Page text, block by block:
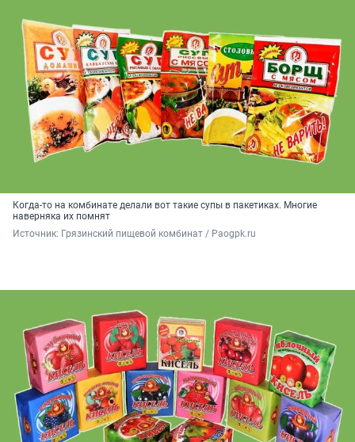
Когда-то на комбинате делали вот такие супы в пакетиках. Многие
наверняка их помнят
Источник: Грязинский пищевой комбинат / Paogpk.ru